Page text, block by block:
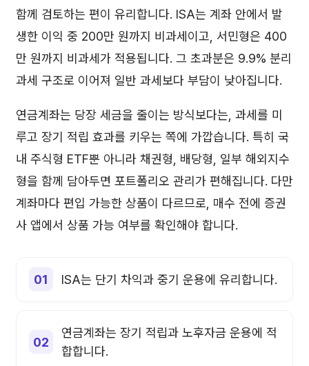
함께 검토하는 편이 유리합니다. ISA는 계좌 안에서 발
생한 이익 중 200만 원까지 비과세이고, 서민형은 400
만 원까지 비과세가 적용됩니다. 그 초과분은 9.9% 분리
과세 구조로 이어져 일반 과세보다 부담이 낮아집니다.
연금계좌는 당장 세금을 줄이는 방식보다는, 과세를 미
루고 장기 적립 효과를 키우는 쪽에 가깝습니다. 특히 국
내 주식형 ETF뿐 아니라 채권형, 배당형, 일부 해외지수
형을 함께 담아두면 포트폴리오 관리가 편해집니다. 다만
계좌마다 편입 가능한 상품이 다르므로, 매수 전에 증권
사 앱에서 상품 가능 여부를 확인해야 합니다.
ISA는 단기 차익과 중기 운용에 유리합니다.
연금계좌는 장기 적립과 노후자금 운용에 적
합합니다.